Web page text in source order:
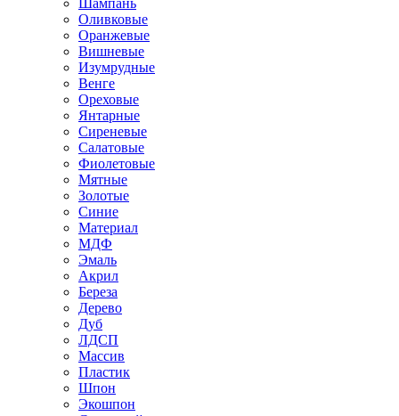
Шампань
Оливковые
Оранжевые
Вишневые
Изумрудные
Венге
Ореховые
Янтарные
Сиреневые
Салатовые
Фиолетовые
Мятные
Золотые
Синие
Материал
МДФ
Эмаль
Акрил
Береза
Дерево
Дуб
ЛДСП
Массив
Пластик
Шпон
Экошпон